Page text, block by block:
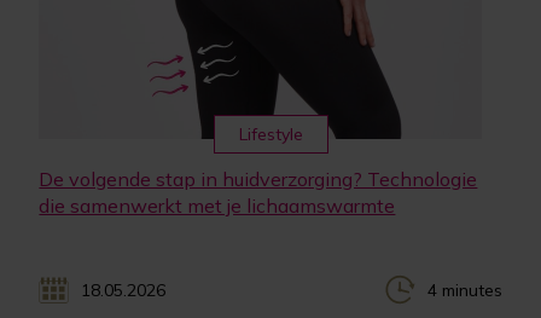
Lifestyle
De volgende stap in huidverzorging? Technologie
die samenwerkt met je lichaamswarmte
18.05.2026 4 minutes